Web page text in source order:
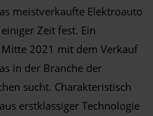
meistverkaufte Elektroauto
Zeit fest. Ein
2021 mit dem Verkauf
in der Branche der
sucht. Charakteristisch
erstklassiger Technologie